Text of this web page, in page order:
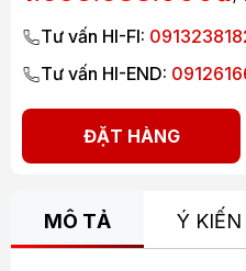
Tư vấn HI-FI:
Tư vấn HI-END:
ĐẶT HÀNG
MÔ TẢ Ý